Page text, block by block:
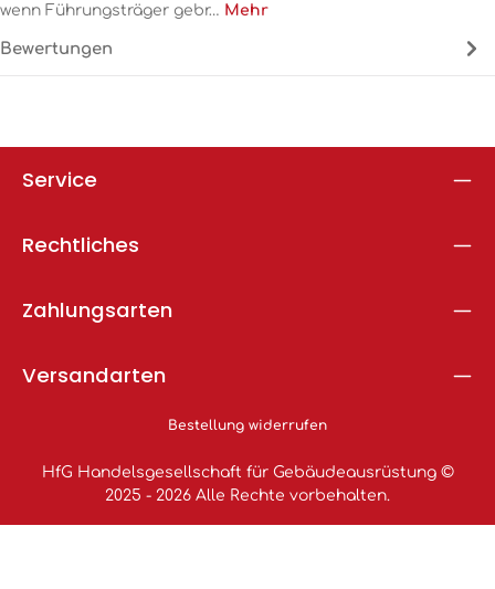
wenn Führungsträger gebr… Mehr
Bewertungen
Service
Rechtliches
Zahlungsarten
Versandarten
Bestellung widerrufen
HfG Handelsgesellschaft für Gebäudeausrüstung ©
2025 - 2026 Alle Rechte vorbehalten.